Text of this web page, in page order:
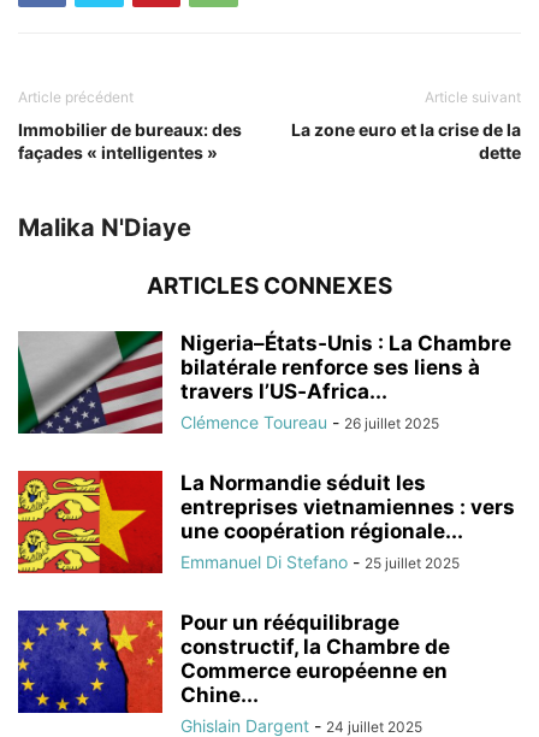
Article précédent
Immobilier de bureaux: des
façades « intelligentes »
Article suivant
La zone euro et la crise de la
dette
Malika N'Diaye
ARTICLES CONNEXES
Nigeria–États‑Unis : La Chambre
bilatérale renforce ses liens à
travers l’US‑Africa...
Clémence Toureau - 26 juillet 2025
La Normandie séduit les
entreprises vietnamiennes : vers
une coopération régionale...
Emmanuel Di Stefano - 25 juillet 2025
Pour un rééquilibrage
constructif, la Chambre de
Commerce européenne en
Chine...
Ghislain Dargent - 24 juillet 2025